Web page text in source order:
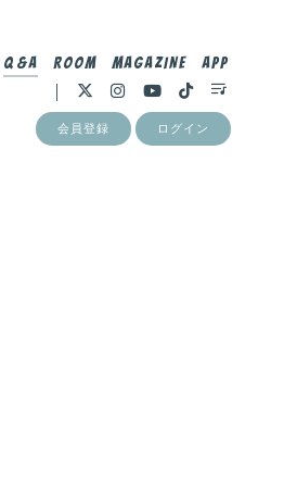
Q&A Room MAGAZINE App
会員登録 ログイン